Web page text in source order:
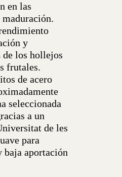
en las
y
de los hollejos
frutales.
de acero
seleccionada
a un
de les
para
baja aportación